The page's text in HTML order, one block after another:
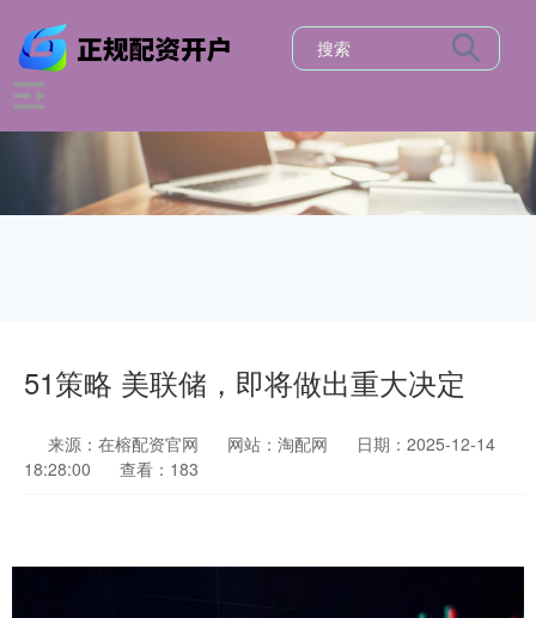
51策略 美联储，即将做出重大决定
来源：在榕配资官网 网站：淘配网
日期：2025-12-14
18:28:00
查看：183